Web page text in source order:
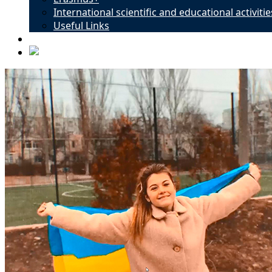
International scientific and educational
Useful Links